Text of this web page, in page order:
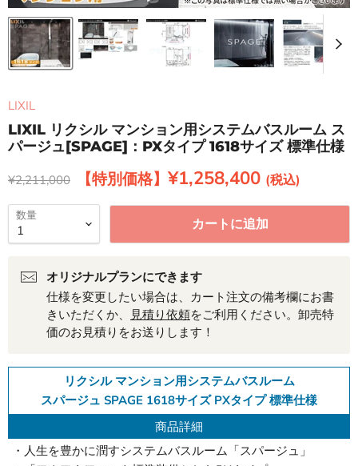
LIXIL
LIXIL リクシル マンション用システムバスルーム ス
パージュ[SPAGE]：PXタイプ 1618サイズ 標準仕様
元の価格
¥2,211,000 現在の価格
¥1,258,400
数量 カートに追加
オリジナルプランにできます
仕様を変更したい場合は、カート注文の備考欄にお書
きいただくか、 見積り依頼をご利用ください。卸売特
価のお見積りをお送りします！
リクシル マンション用システムバスルーム
スパージュ SPAGE 1618サイズ PXタイプ 標準仕様
商品詳細
・人生を豊かに潤すシステムバスルーム「スパージュ」